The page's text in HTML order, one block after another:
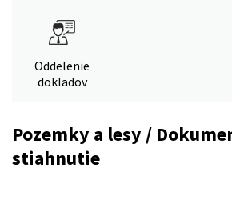
Oddelenie
dokladov
Pozemky a lesy /
stiahnutie